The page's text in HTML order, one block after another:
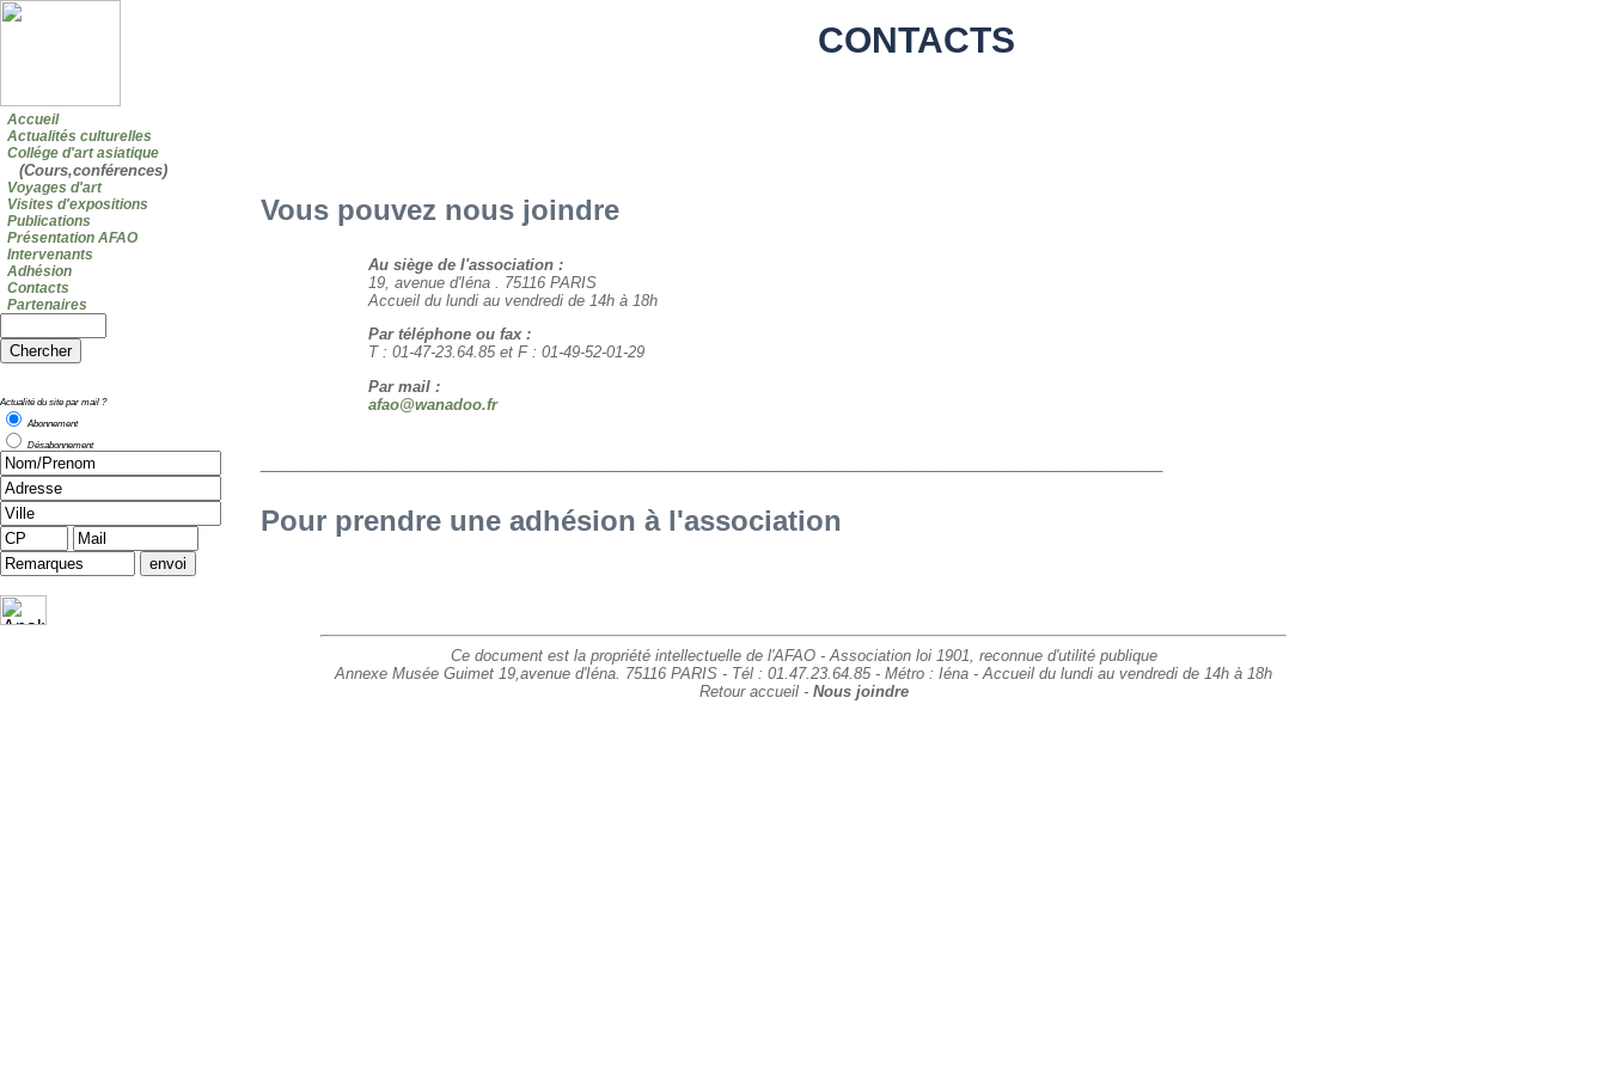
Accueil
Actualités culturelles
Collége d'art asiatique
(Cours,conférences)
Voyages d'art
Visites d'expositions
Publications
Présentation AFAO
Intervenants
Adhésion
Contacts
Partenaires
Actualité du site par mail ?
Abonnement
Désabonnement
CONTACTS
Vous pouvez nous joindre
Au siège de l'association :
19, avenue d'Iéna . 75116 PARIS
Accueil du lundi au vendredi de 14h à 18h
Par téléphone ou fax :
T : 01-47-23.64.85 et F : 01-49-52-01-29
Par mail :
afao@wanadoo.fr
Pour prendre une adhésion à l'association
Ce document est la propriété intellectuelle de l'AFAO - Association loi 1901, reconnue d'utilité publique
Annexe Musée Guimet 19,avenue d'Iéna. 75116 PARIS - Tél : 01.47.23.64.85 - Métro : Iéna - Accueil du lundi au vendredi de 14h à 18h
Retour accueil - Nous joindre